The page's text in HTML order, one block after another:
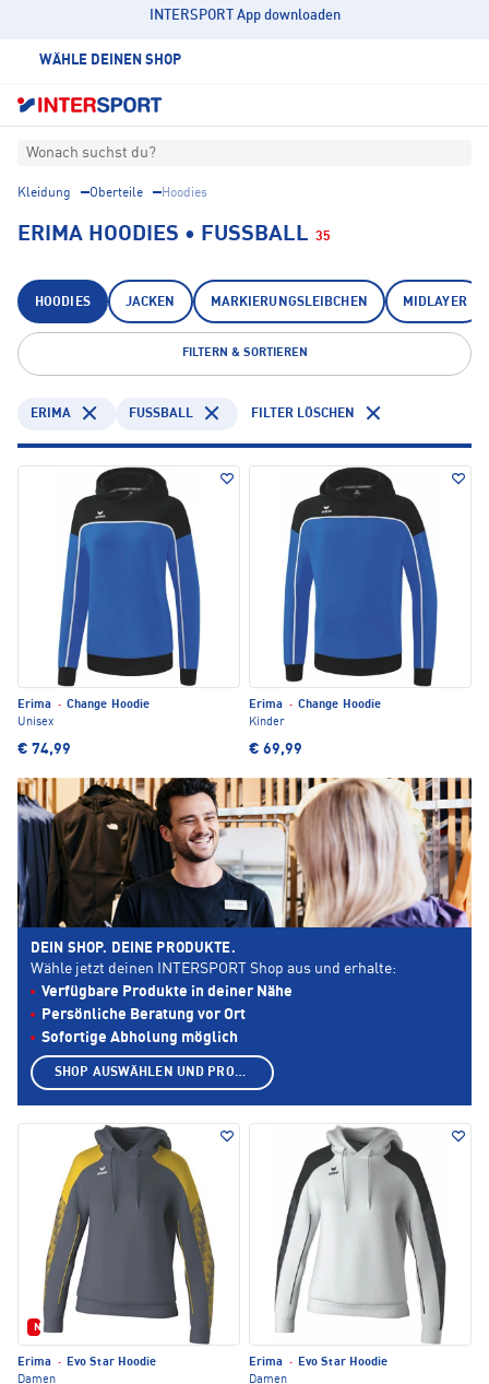
INTERSPORT App downloaden
WÄHLE DEINEN SHOP
Wonach suchst du?
Kleidung Oberteile Hoodies
ERIMA HOODIES • FUSSBALL 35
HOODIES JACKEN MARKIERUNGSLEIBCHEN MIDLAYER
FILTERN & SORTIEREN
ERIMA FUSSBALL FILTER LÖSCHEN
Erima · Change Hoodie
Unisex
€ 74,99
Erima · Change Hoodie
Kinder
€ 69,99
Neu
Erima · Evo Star Hoodie
Damen
Erima · Evo Star Hoodie
Damen
DEIN SHOP. DEINE PRODUKTE.
Wähle jetzt deinen INTERSPORT Shop aus und erhalte:
Verfügbare Produkte in deiner Nähe
Persönliche Beratung vor Ort
Sofortige Abholung möglich
SHOP AUSWÄHLEN UND PRODUKTE ANZEIGEN